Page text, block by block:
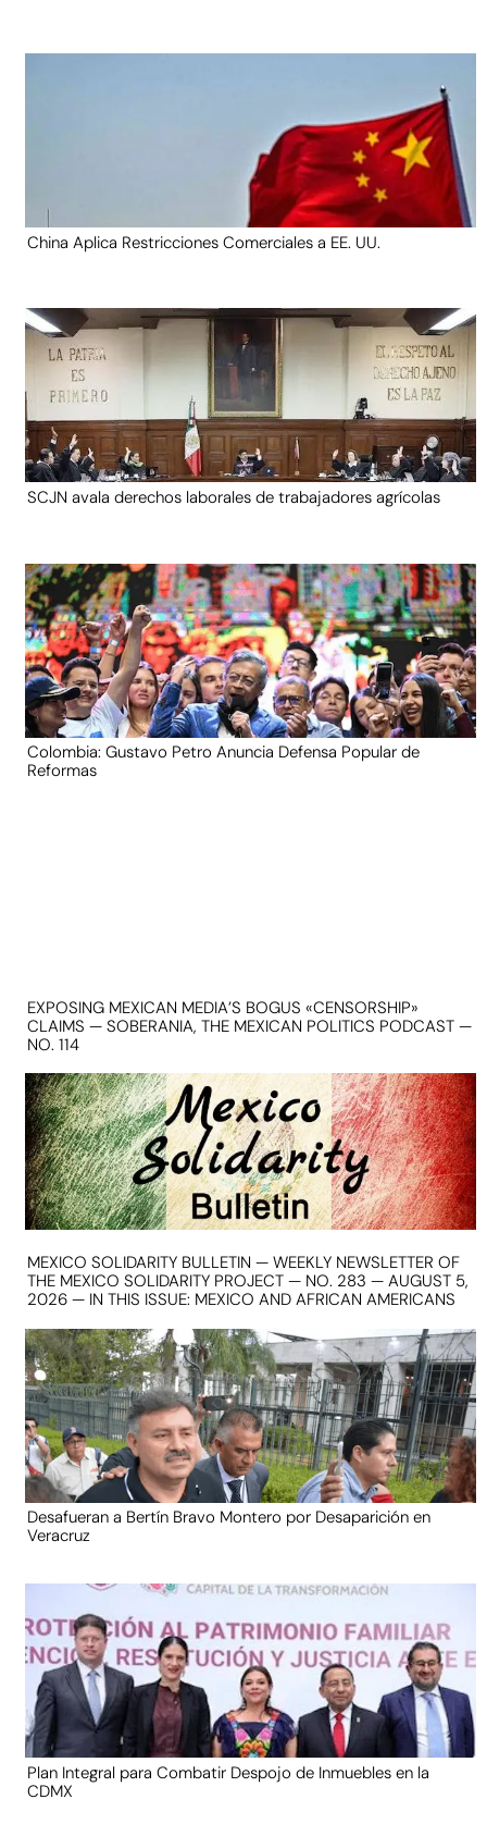
China Aplica Restricciones Comerciales a EE. UU.
SCJN avala derechos laborales de trabajadores agrícolas
Colombia: Gustavo Petro Anuncia Defensa Popular de
Reformas
EXPOSING MEXICAN MEDIA’S BOGUS «CENSORSHIP»
CLAIMS — SOBERANIA, THE MEXICAN POLITICS PODCAST —
NO. 114
MEXICO SOLIDARITY BULLETIN — WEEKLY NEWSLETTER OF
THE MEXICO SOLIDARITY PROJECT — NO. 283 — AUGUST 5,
2026 — IN THIS ISSUE: MEXICO AND AFRICAN AMERICANS
Desafueran a Bertín Bravo Montero por Desaparición en
Veracruz
Plan Integral para Combatir Despojo de Inmuebles en la
CDMX